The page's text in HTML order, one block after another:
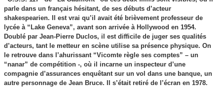
parle dans un français hésitant, de ses débuts d’acteur
shakespearien. Il est vrai qu’il avait été brièvement professeur de
lycée à “Lake Geneva”, avant son arrivée à Hollywood en 1954.
Doublé par Jean-Pierre Duclos, il est difficile de juger ses qualités
d’acteurs, tant le metteur en scène utilise sa présence physique. On
le retrouve dans l’ahurissant “Vicomte règle ses comptes” – un
“nanar” de compétition -, où il incarne un inspecteur d’une
compagnie d’assurances enquêtant sur un vol dans une banque, un
autre personnage de Jean Bruce. Il s’était retiré de l’écran en 1978.